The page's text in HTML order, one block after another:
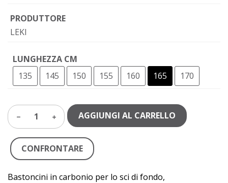
PRODUTTORE
LEKI
LUNGHEZZA CM
135
145 150 155 160 165 170
1 AGGIUNGI AL CARRELLO
CONFRONTARE
Bastoncini in carbonio per lo sci di fondo,